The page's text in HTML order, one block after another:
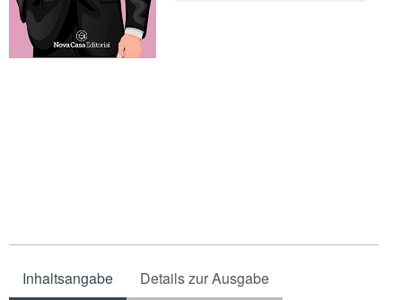
Inhaltsangabe Details zur Ausgabe